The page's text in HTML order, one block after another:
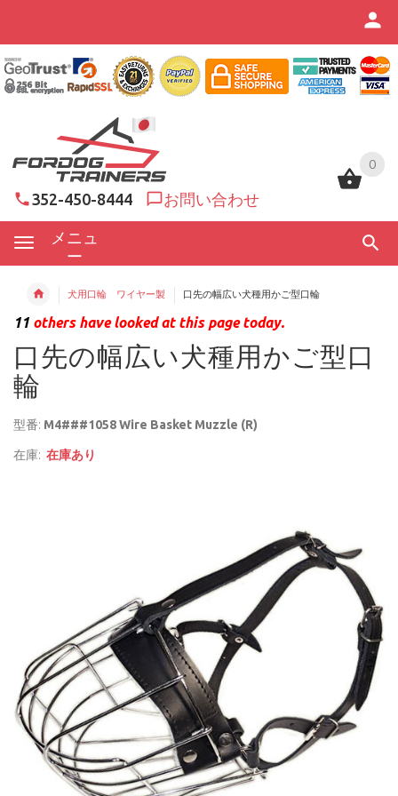
0
352-450-8444 お問い合わせ
メニュ
ー
0
犬用口輪 ワイヤー製 口先の幅広い犬種用かご型口輪
11 others have looked at this page today.
口先の幅広い犬種用かご型口
輪
型番: M4###1058 Wire Basket Muzzle (R)
在庫: 在庫あり